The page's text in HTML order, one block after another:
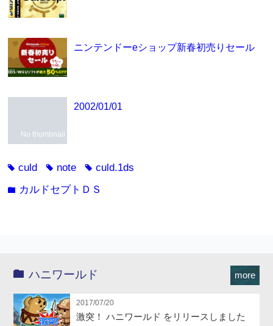
ニンテンドーeショップ新春初売りセール
No thumbnail
2002/01/01
tagculd tag note tagculd.1ds
folder カルドセプトＤＳ
more
ハニワールド
2017/07/20
激突！ ハニワールド をリリースしました